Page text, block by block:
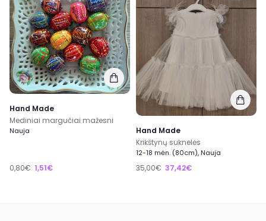
Hand Made
Mediniai margučiai mažesni
Nauja
0,80€ 1,51€
Hand Made
Krikštynų suknelės
12-18 mėn. (80cm), Nauja
35,00€ 37,42€